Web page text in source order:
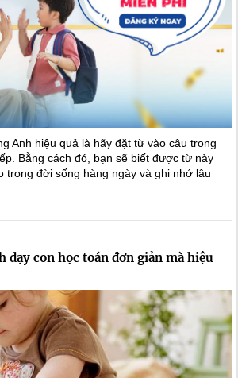
Anh hiệu quả là hãy đặt từ vào câu trong
Bằng cách đó, bạn sẽ biết được từ này
trong đời sống hàng ngày và ghi nhớ lâu
dạy con học toán đơn giản mà hiệu